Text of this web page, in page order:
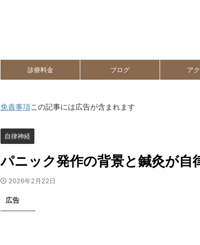
診療料金 ブログ ア
免責事項この記事には広告が含まれます
自律神経
パニック発作の背景と鍼灸が自
2026年2月22日
広告